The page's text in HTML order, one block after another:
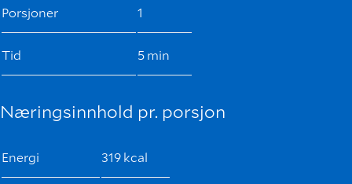
Porsjoner 1
Tid 5 min
Næringsinnhold pr. porsjon
Energi 319 kcal